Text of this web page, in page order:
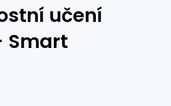
učení
Smart